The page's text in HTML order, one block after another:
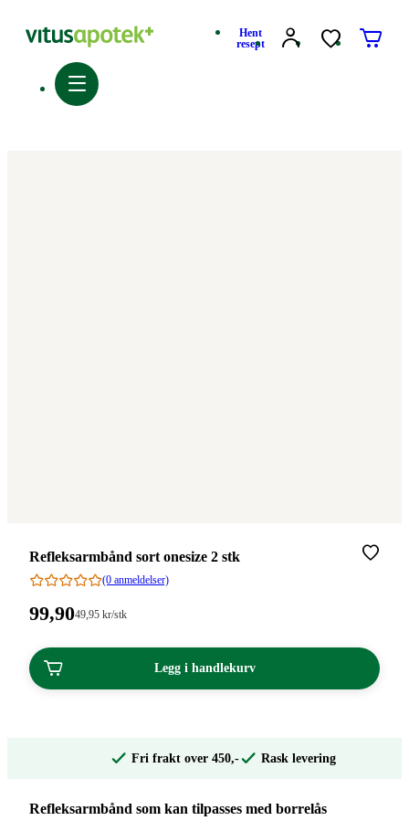
Hent
resept
Merke:
Refleksarmbånd sort onesize 2 stk
(0 anmeldelser)
Pris:
kroner.
99,90Stykkpris:
kroner.
49 ,95 kr/stk
Legg i handlekurv
Fri frakt over 450,- Rask levering
Refleksarmbånd som kan tilpasses med borrelås